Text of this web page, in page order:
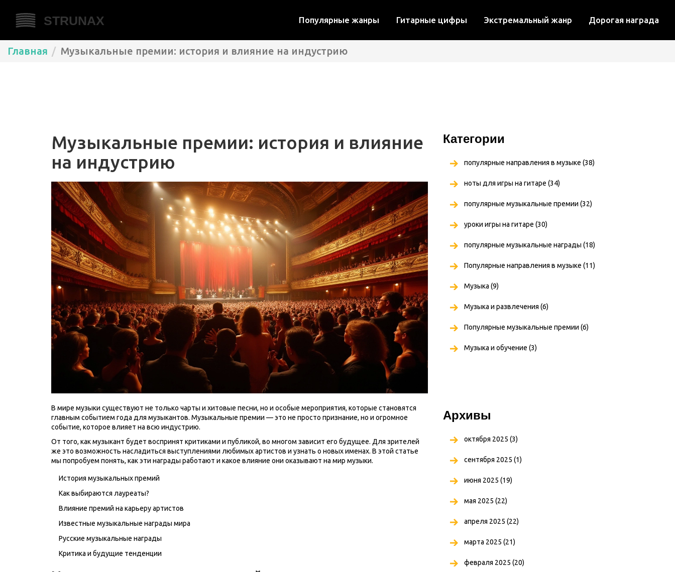
Популярные жанры Гитарные цифры Экстремальный жанр Дорогая награда
Главная Музыкальные премии: история и влияние на индустрию
Музыкальные премии: история и влияние
на индустрию
В мире музыки существуют не только чарты и хитовые песни, но и особые мероприятия, которые становятся
главным событием года для музыкантов. Музыкальные премии — это не просто признание, но и огромное
событие, которое влияет на всю индустрию.
От того, как музыкант будет воспринят критиками и публикой, во многом зависит его будущее. Для зрителей
же это возможность насладиться выступлениями любимых артистов и узнать о новых именах. В этой статье
мы попробуем понять, как эти награды работают и какое влияние они оказывают на мир музыки.
История музыкальных премий
Как выбираются лауреаты?
Влияние премий на карьеру артистов
Известные музыкальные награды мира
Русские музыкальные награды
Критика и будущие тенденции
Категории
популярные направления в музыке (38)
ноты для игры на гитаре (34)
популярные музыкальные премии (32)
уроки игры на гитаре (30)
популярные музыкальные награды (18)
Популярные направления в музыке (11)
Музыка (9)
Музыка и развлечения (6)
Популярные музыкальные премии (6)
Музыка и обучение (3)
Архивы
октября 2025 (3)
сентября 2025 (1)
июня 2025 (19)
мая 2025 (22)
апреля 2025 (22)
марта 2025 (21)
февраля 2025 (20)